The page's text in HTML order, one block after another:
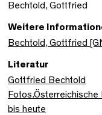
Bechtold, Gottfried
Weitere
Bechtold, Gottfried
Literatur
Gottfried Bechtold
bis heute